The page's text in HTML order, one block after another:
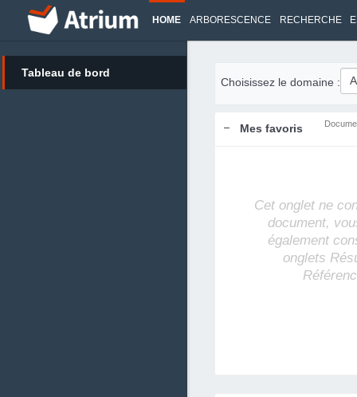
HOME ARBORESCENCE RECHERCHE
Tableau de bord
Choisissez le domaine :
Mes favoris
Cet onglet ne
document,
également
onglets